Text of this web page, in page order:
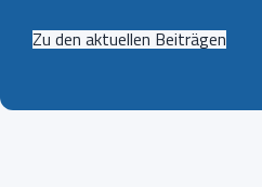
Zu den aktuellen Beiträgen